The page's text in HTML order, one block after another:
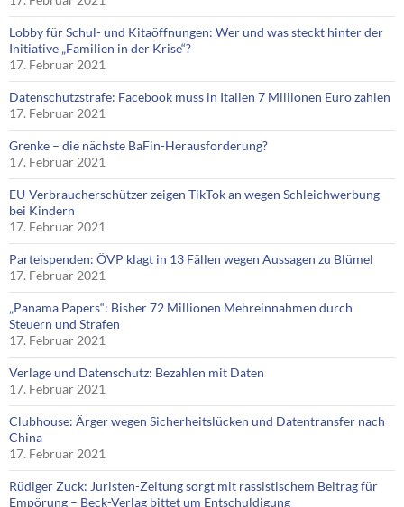
Lobby für Schul- und Kitaöffnungen: Wer und was steckt hinter der
Initiative „Familien in der Krise“?
17. Februar 2021
Datenschutzstrafe: Facebook muss in Italien 7 Millionen Euro zahlen
17. Februar 2021
Grenke – die nächste BaFin-Herausforderung?
17. Februar 2021
EU-Verbraucherschützer zeigen TikTok an wegen Schleichwerbung
bei Kindern
17. Februar 2021
Parteispenden: ÖVP klagt in 13 Fällen wegen Aussagen zu Blümel
17. Februar 2021
„Panama Papers“: Bisher 72 Millionen Mehreinnahmen durch
Steuern und Strafen
17. Februar 2021
Verlage und Datenschutz: Bezahlen mit Daten
17. Februar 2021
Clubhouse: Ärger wegen Sicherheitslücken und Datentransfer nach
China
17. Februar 2021
Rüdiger Zuck: Juristen-Zeitung sorgt mit rassistischem Beitrag für
Empörung – Beck-Verlag bittet um Entschuldigung